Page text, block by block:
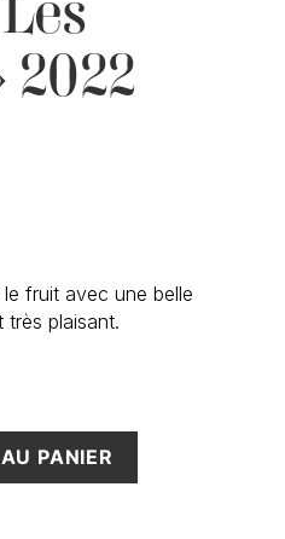
2022
fruit avec une belle
très plaisant.
PANIER